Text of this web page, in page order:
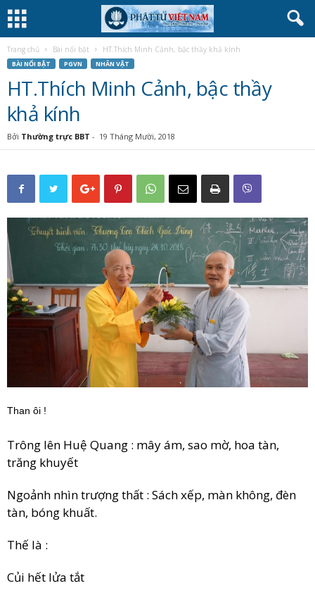
Trang chủ Bài nổi bật HT.Thích Minh Cảnh, bậc thầy khả kính
BÀI NỔI BẬT PGVN NHÂN VẬT
HT.Thích Minh Cảnh, bậc thầy
khả kính
Bởi Thường trực BBT - 19 Tháng Mười, 2018
Than ôi !
Trông lên Huệ Quang : mây ám, sao mờ, hoa tàn,
trăng khuyết
Ngoảnh nhìn trượng thất : Sách xếp, màn không, đèn
tàn, bóng khuất.
Thế là :
Củi hết lửa tắt